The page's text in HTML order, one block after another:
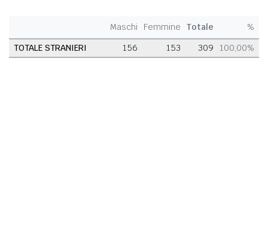
Maschi Femmine Totale
%
TOTALE STRANIERI
156 153 309 100,00%